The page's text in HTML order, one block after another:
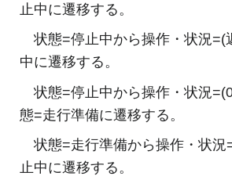
止中に遷移する。
状態=停止中から操作・状況=(
中に遷移する。
状態=停止中から操作・状況
態=走行準備に遷移する。
状態=走行準備から操作・状況
止中に遷移する。